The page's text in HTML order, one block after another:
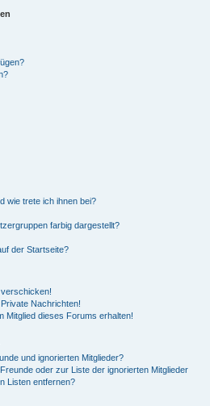
wie trete ich ihnen bei?
farbig dargestellt?
der Startseite?
Nachrichten!
Mitglied dieses Forums erhalten!
und ignorierten Mitglieder?
oder zur Liste der ignorierten Mitglieder
Listen entfernen?